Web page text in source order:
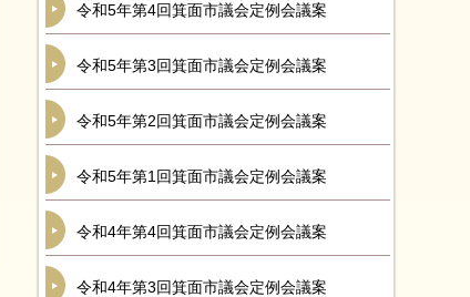
令和5年第4回箕面市議会定例会議案
令和5年第3回箕面市議会定例会議案
令和5年第2回箕面市議会定例会議案
令和5年第1回箕面市議会定例会議案
令和4年第4回箕面市議会定例会議案
令和4年第3回箕面市議会定例会議案